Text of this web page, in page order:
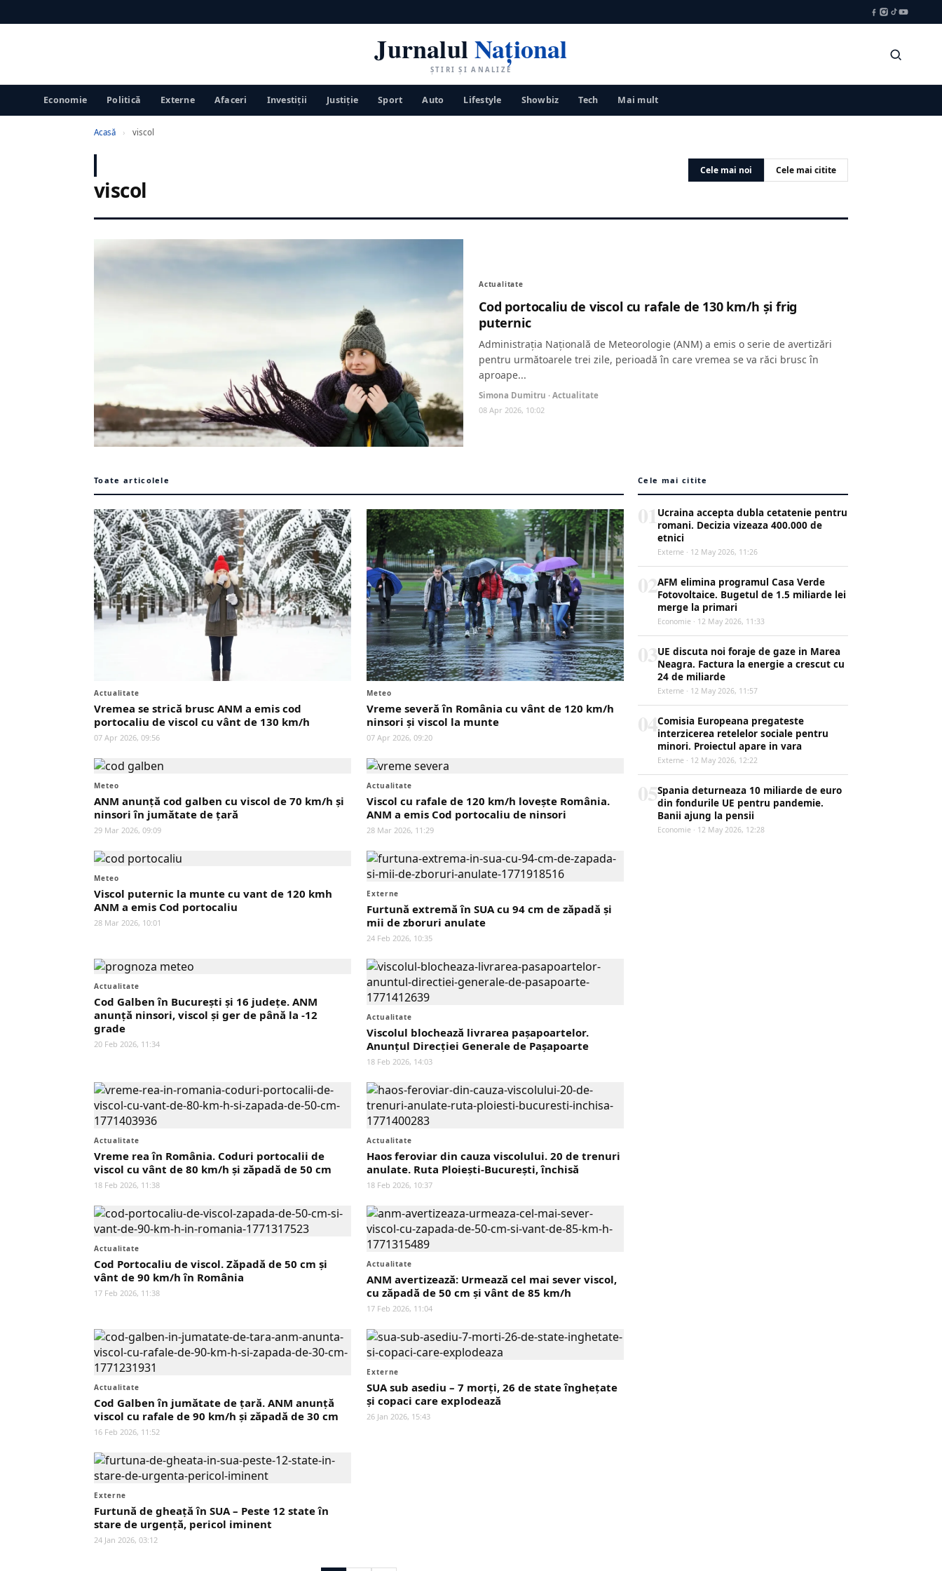
JurnalulNațional
ȘTIRI ȘI ANALIZE
Economie Politică Externe Afaceri Investiții Justiţie Sport Auto Lifestyle Showbiz Tech Mai mult
Acasă › viscol
viscol
Cele mai noi Cele mai citite
Actualitate
Cod portocaliu de viscol cu rafale de 130 km/h și frig
puternic
Administrația Națională de Meteorologie (ANM) a emis o serie de avertizări
pentru următoarele trei zile, perioadă în care vremea se va răci brusc în
aproape...
Simona Dumitru · Actualitate
08 Apr 2026, 10:02
Toate articolele
Actualitate
Vremea se strică brusc ANM a emis cod
portocaliu de viscol cu vânt de 130 km/h
07 Apr 2026, 09:56
Meteo
Vreme severă în România cu vânt de 120 km/h
ninsori și viscol la munte
07 Apr 2026, 09:20
Meteo
ANM anunță cod galben cu viscol de 70 km/h și
ninsori în jumătate de țară
29 Mar 2026, 09:09
Actualitate
Viscol cu rafale de 120 km/h lovește România.
ANM a emis Cod portocaliu de ninsori
28 Mar 2026, 11:29
Meteo
Viscol puternic la munte cu vant de 120 kmh
ANM a emis Cod portocaliu
28 Mar 2026, 10:01
Externe
Furtună extremă în SUA cu 94 cm de zăpadă și
mii de zboruri anulate
24 Feb 2026, 10:35
Actualitate
Cod Galben în București și 16 județe. ANM
anunță ninsori, viscol și ger de până la -12
grade
20 Feb 2026, 11:34
Actualitate
Viscolul blochează livrarea pașapoartelor.
Anunțul Direcției Generale de Pașapoarte
18 Feb 2026, 14:03
Actualitate
Vreme rea în România. Coduri portocalii de
viscol cu vânt de 80 km/h și zăpadă de 50 cm
18 Feb 2026, 11:38
Actualitate
Haos feroviar din cauza viscolului. 20 de trenuri
anulate. Ruta Ploiești-București, închisă
18 Feb 2026, 10:37
Actualitate
Cod Portocaliu de viscol. Zăpadă de 50 cm și
vânt de 90 km/h în România
17 Feb 2026, 11:38
Actualitate
ANM avertizează: Urmează cel mai sever viscol,
cu zăpadă de 50 cm și vânt de 85 km/h
17 Feb 2026, 11:04
Actualitate
Cod Galben în jumătate de țară. ANM anunță
viscol cu rafale de 90 km/h și zăpadă de 30 cm
16 Feb 2026, 11:52
Externe
SUA sub asediu – 7 morți, 26 de state înghețate
și copaci care explodează
26 Jan 2026, 15:43
Externe
Furtună de gheață în SUA – Peste 12 state în
stare de urgență, pericol iminent
24 Jan 2026, 03:12
Cele mai citite
Ucraina accepta dubla cetatenie pentru
romani. Decizia vizeaza 400.000 de
etnici
Externe · 12 May 2026, 11:26
AFM elimina programul Casa Verde
Fotovoltaice. Bugetul de 1.5 miliarde lei
merge la primari
Economie · 12 May 2026, 11:33
UE discuta noi foraje de gaze in Marea
Neagra. Factura la energie a crescut cu
24 de miliarde
Externe · 12 May 2026, 11:57
Comisia Europeana pregateste
interzicerea retelelor sociale pentru
minori. Proiectul apare in vara
Externe · 12 May 2026, 12:22
Spania deturneaza 10 miliarde de euro
din fondurile UE pentru pandemie.
Banii ajung la pensii
Economie · 12 May 2026, 12:28